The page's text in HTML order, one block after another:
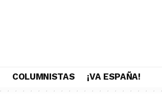
COLUMNISTAS ¡VA ESPAÑA!